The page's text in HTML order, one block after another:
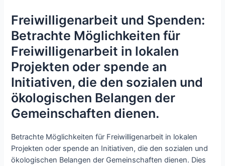
Freiwilligenarbeit und Spenden:
Betrachte Möglichkeiten für
Freiwilligenarbeit in lokalen
Projekten oder spende an
Initiativen, die den sozialen und
ökologischen Belangen der
Gemeinschaften dienen.
Betrachte Möglichkeiten für Freiwilligenarbeit in lokalen
Projekten oder spende an Initiativen, die den sozialen und
ökologischen Belangen der Gemeinschaften dienen. Dies